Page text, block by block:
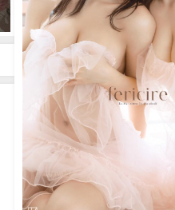
だまちゃんねる【公式】さんよ
11/27/2022